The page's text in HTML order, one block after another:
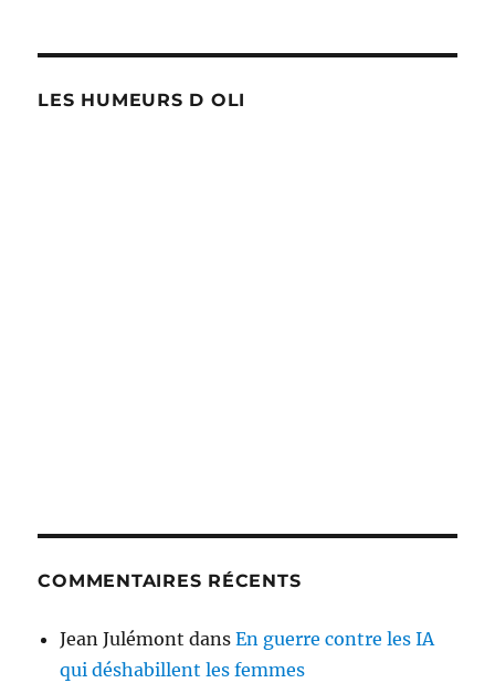
LES HUMEURS D OLI
COMMENTAIRES RÉCENTS
Jean Julémont dansEn guerre contre les IA
qui déshabillent les femmes